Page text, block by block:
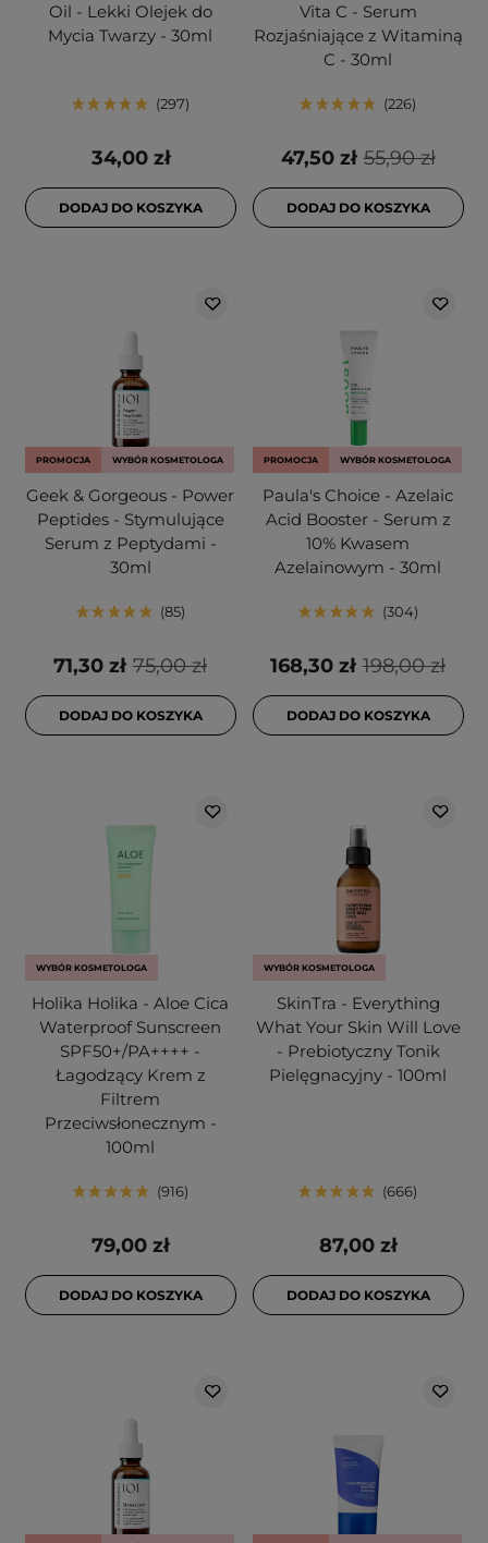
Oil - Lekki Olejek do
Mycia Twarzy - 30ml
297
34,00 zł
DODAJ DO KOSZYKA
Vita C - Serum
Rozjaśniające z Witaminą
C - 30ml
226
55,90 zł
47,50 zł
DODAJ DO KOSZYKA
PROMOCJA WYBÓR KOSMETOLOGA
Geek & Gorgeous - Power
Peptides - Stymulujące
Serum z Peptydami -
30ml
85
75,00 zł
71,30 zł
DODAJ DO KOSZYKA
PROMOCJA WYBÓR KOSMETOLOGA
Paula's Choice - Azelaic
Acid Booster - Serum z
10% Kwasem
Azelainowym - 30ml
304
198,00 zł
168,30 zł
DODAJ DO KOSZYKA
WYBÓR KOSMETOLOGA
Holika Holika - Aloe Cica
Waterproof Sunscreen
SPF50+/PA++++ -
Łagodzący Krem z
Filtrem
Przeciwsłonecznym -
100ml
916
79,00 zł
DODAJ DO KOSZYKA
WYBÓR KOSMETOLOGA
SkinTra - Everything
What Your Skin Will Love
- Prebiotyczny Tonik
Pielęgnacyjny - 100ml
666
87,00 zł
DODAJ DO KOSZYKA